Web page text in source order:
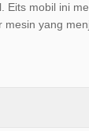
Eits mobil ini
mesin yang